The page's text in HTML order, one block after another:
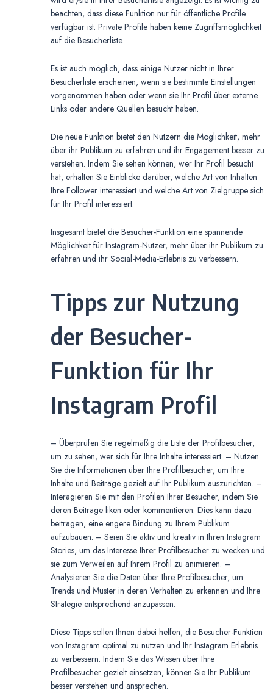
beachten, dass diese Funktion nur für öffentliche Profile
verfügbar ist. Private Profile haben keine Zugriffsmöglichkeit
auf die Besucherliste.
Es ist auch möglich, dass einige Nutzer nicht in Ihrer
Besucherliste erscheinen, wenn sie bestimmte Einstellungen
vorgenommen haben oder wenn sie Ihr Profil über externe
Links oder andere Quellen besucht haben.
Die neue Funktion bietet den Nutzern die Möglichkeit, mehr
über ihr Publikum zu erfahren und ihr Engagement besser zu
verstehen. Indem Sie sehen können, wer Ihr Profil besucht
hat, erhalten Sie Einblicke darüber, welche Art von Inhalten
Ihre Follower interessiert und welche Art von Zielgruppe sich
für Ihr Profil interessiert.
Insgesamt bietet die Besucher-Funktion eine spannende
Möglichkeit für Instagram-Nutzer, mehr über ihr Publikum zu
erfahren und ihr Social-Media-Erlebnis zu verbessern.
Tipps zur Nutzung
der Besucher-
Funktion für Ihr
Instagram Profil
– Überprüfen Sie regelmäßig die Liste der Profilbesucher,
um zu sehen, wer sich für Ihre Inhalte interessiert. – Nutzen
Sie die Informationen über Ihre Profilbesucher, um Ihre
Inhalte und Beiträge gezielt auf Ihr Publikum auszurichten. –
Interagieren Sie mit den Profilen Ihrer Besucher, indem Sie
deren Beiträge liken oder kommentieren. Dies kann dazu
beitragen, eine engere Bindung zu Ihrem Publikum
aufzubauen. – Seien Sie aktiv und kreativ in Ihren Instagram
Stories, um das Interesse Ihrer Profilbesucher zu wecken und
sie zum Verweilen auf Ihrem Profil zu animieren. –
Analysieren Sie die Daten über Ihre Profilbesucher, um
Trends und Muster in deren Verhalten zu erkennen und Ihre
Strategie entsprechend anzupassen.
Diese Tipps sollen Ihnen dabei helfen, die Besucher-Funktion
von Instagram optimal zu nutzen und Ihr Instagram Erlebnis
zu verbessern. Indem Sie das Wissen über Ihre
Profilbesucher gezielt einsetzen, können Sie Ihr Publikum
besser verstehen und ansprechen.